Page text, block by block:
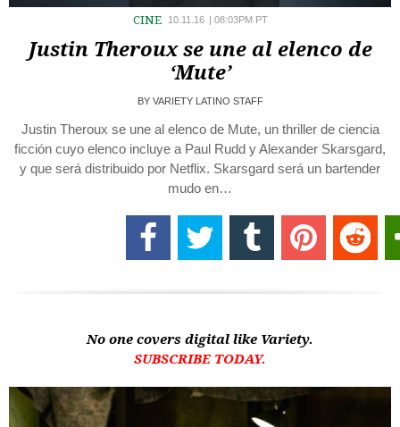
CINE 10.11.16 | 08:03PM PT
Justin Theroux se une al elenco de
‘Mute’
BY VARIETY LATINO STAFF
Justin Theroux se une al elenco de Mute, un thriller de ciencia
ficción cuyo elenco incluye a Paul Rudd y Alexander Skarsgard,
y que será distribuido por Netflix. Skarsgard será un bartender
mudo en…
No one covers digital like Variety.
SUBSCRIBE TODAY.